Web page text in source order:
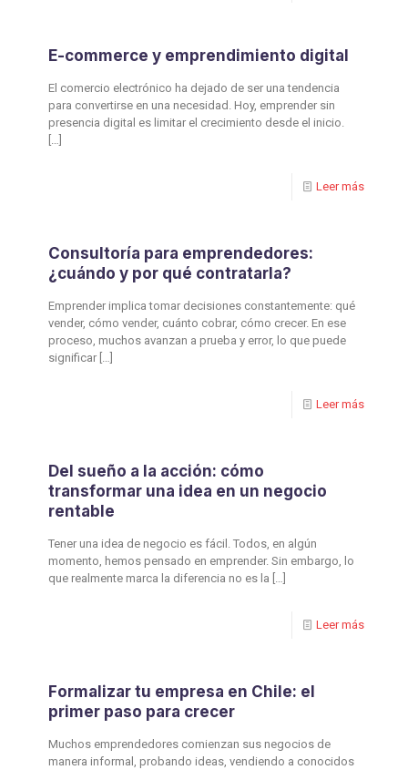
E-commerce y emprendimiento digital
El comercio electrónico ha dejado de ser una tendencia
para convertirse en una necesidad. Hoy, emprender sin
presencia digital es limitar el crecimiento desde el inicio.
[…]
Leer más
Consultoría para emprendedores:
¿cuándo y por qué contratarla?
Emprender implica tomar decisiones constantemente: qué
vender, cómo vender, cuánto cobrar, cómo crecer. En ese
proceso, muchos avanzan a prueba y error, lo que puede
significar […]
Leer más
Del sueño a la acción: cómo
transformar una idea en un negocio
rentable
Tener una idea de negocio es fácil. Todos, en algún
momento, hemos pensado en emprender. Sin embargo, lo
que realmente marca la diferencia no es la […]
Leer más
Formalizar tu empresa en Chile: el
primer paso para crecer
Muchos emprendedores comienzan sus negocios de
manera informal, probando ideas, vendiendo a conocidos